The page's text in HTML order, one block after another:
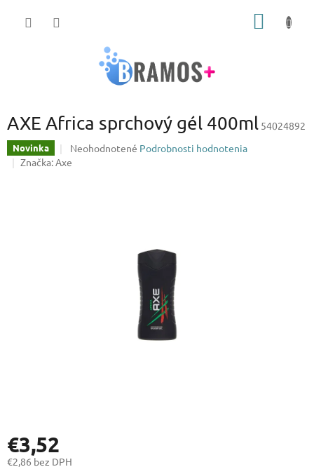
AXE Africa sprchový gél 400ml 54024892
Novinka
Priemerné
hodnotenie
Neohodnotené Podrobnosti hodnotenia
Značka:Axe
€3,52
€2,86 bez DPH